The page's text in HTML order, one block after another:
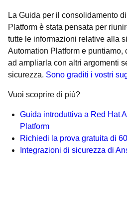
La Guida per il consolidamento
Platform è stata pensata per
tutte le informazioni relative alla
Automation Platform e puntiamo,
ad ampliarla con altri argomenti
sicurezza. Sono graditi i vostri
Vuoi scoprire di più?
Guida introduttiva a Red Hat
Platform
Richiedi la prova gratuita di
Integrazioni di sicurezza di